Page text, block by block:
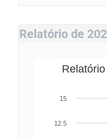
Relatório de
12.5
15